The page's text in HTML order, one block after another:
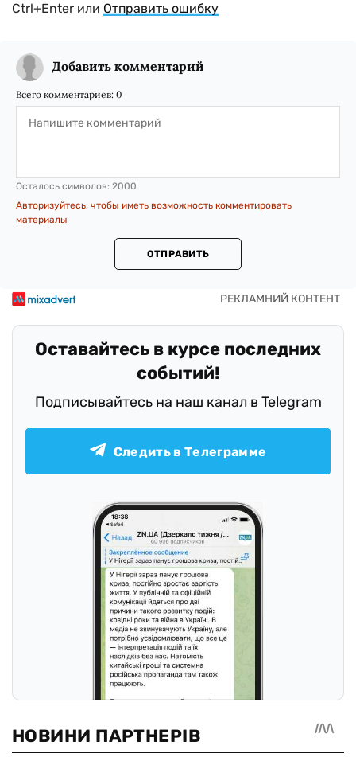
Ctrl+Enter или Отправить ошибку
Добавить комментарий
Всего комментариев: 0
Осталось символов: 2000
Авторизуйтесь, чтобы иметь возможность комментировать
материалы
ОТПРАВИТЬ
Оставайтесь в курсе последних
событий!
Подписывайтесь на наш канал в Telegram
Следить в Телеграмме